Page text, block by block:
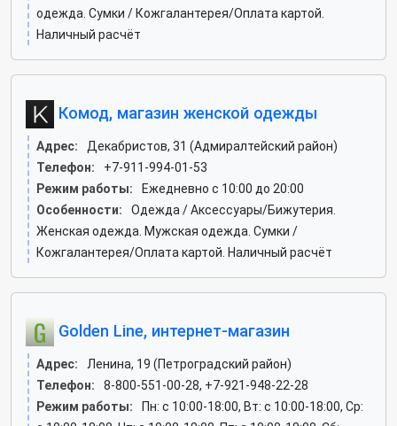
одежда. Сумки / Кожгалантерея/Оплата картой.
Наличный расчёт
Комод, магазин женской одежды
Адрес:
Декабристов, 31 (Адмиралтейский район)
Телефон:
+7-911-994-01-53
Режим работы:
Ежедневно с 10:00 до 20:00
Особенности:
Одежда / Аксессуары/Бижутерия.
Женская одежда. Мужская одежда. Сумки /
Кожгалантерея/Оплата картой. Наличный расчёт
Golden Line, интернет-магазин
Адрес:
Ленина, 19 (Петроградский район)
Телефон:
8-800-551-00-28, +7-921-948-22-28
Режим работы:
Пн: c 10:00-18:00, Вт: c 10:00-18:00, Ср: